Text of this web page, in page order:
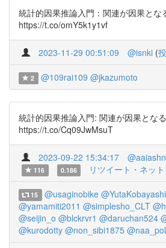
統計的因果推論入門：関連が因果とな
https://t.co/omY5k1y1vf
2023-11-29 00:51:09 @isnki (
2 @109rai109 @jkazumoto
統計的因果推論入門: 関連が因果とな
https://t.co/Cq09JwMsuT
2023-09-22 15:34:17 @aaiashn
116
0.186 リツイート・ネッ
15 @usaginobike
@yamamiti2011 @simplesho_CLT
@seijin_o @blckrvr1 @daruchan524
@kurodotty @non_sibi1875